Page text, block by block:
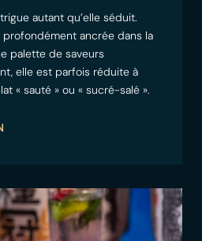
autant qu’elle séduit.
ancrée dans la
palette de saveurs
elle est parfois réduite à
« sauté » ou « sucré-salé ».